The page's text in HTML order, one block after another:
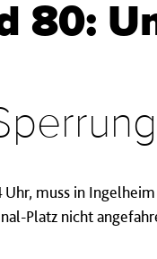
80:
Uhr, muss in
Platz nicht